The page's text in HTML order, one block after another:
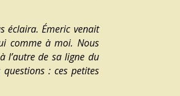
éclaira. Émeric venait
comme à moi. Nous
l’autre de sa ligne du
: ces petites